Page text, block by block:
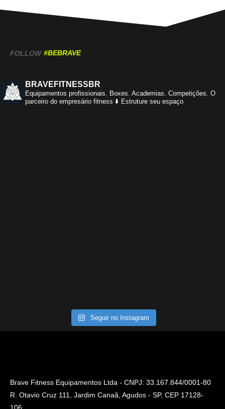
FOLLOW #BEBRAVE
BRAVEFITNESSBR
Equipamentos profissionais. Boxes. Academias. Competições. O
parceiro do empresário fitness ⬇️ Estruture seu espaço
Seguir no Instagram
Brave Fitness Equipamentos Ltda - CNPJ: 33.167.844/0001-80
R. Otavio Cruz 111, Jardim Canaã, Agudos - SP, CEP 17128-
106